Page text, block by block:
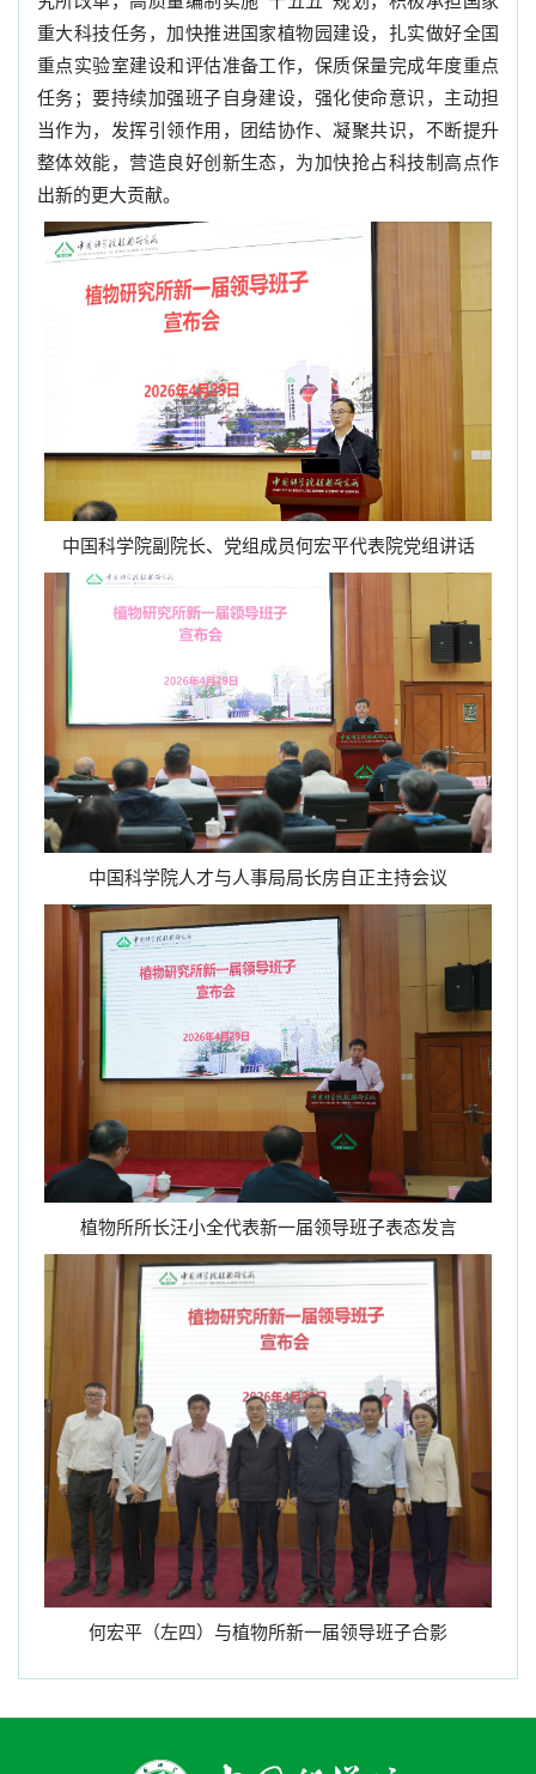
重大科技任务，加快推进国家植物园建设，扎实做好全国
重点实验室建设和评估准备工作，保质保量完成年度重点
任务；要持续加强班子自身建设，强化使命意识，主动担
当作为，发挥引领作用，团结协作、凝聚共识，不断提升
整体效能，营造良好创新生态，为加快抢占科技制高点作
出新的更大贡献。
中国科学院副院长、党组成员何宏平代表院党组讲话
中国科学院人才与人事局局长房自正主持会议
植物所所长汪小全代表新一届领导班子表态发言
何宏平（左四）与植物所新一届领导班子合影